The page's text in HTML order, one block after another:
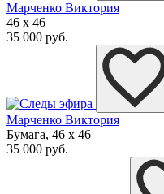
Марченко Виктория
46 x 46
35 000 руб.
Марченко Виктория
Бумага, 46 x 46
35 000 руб.